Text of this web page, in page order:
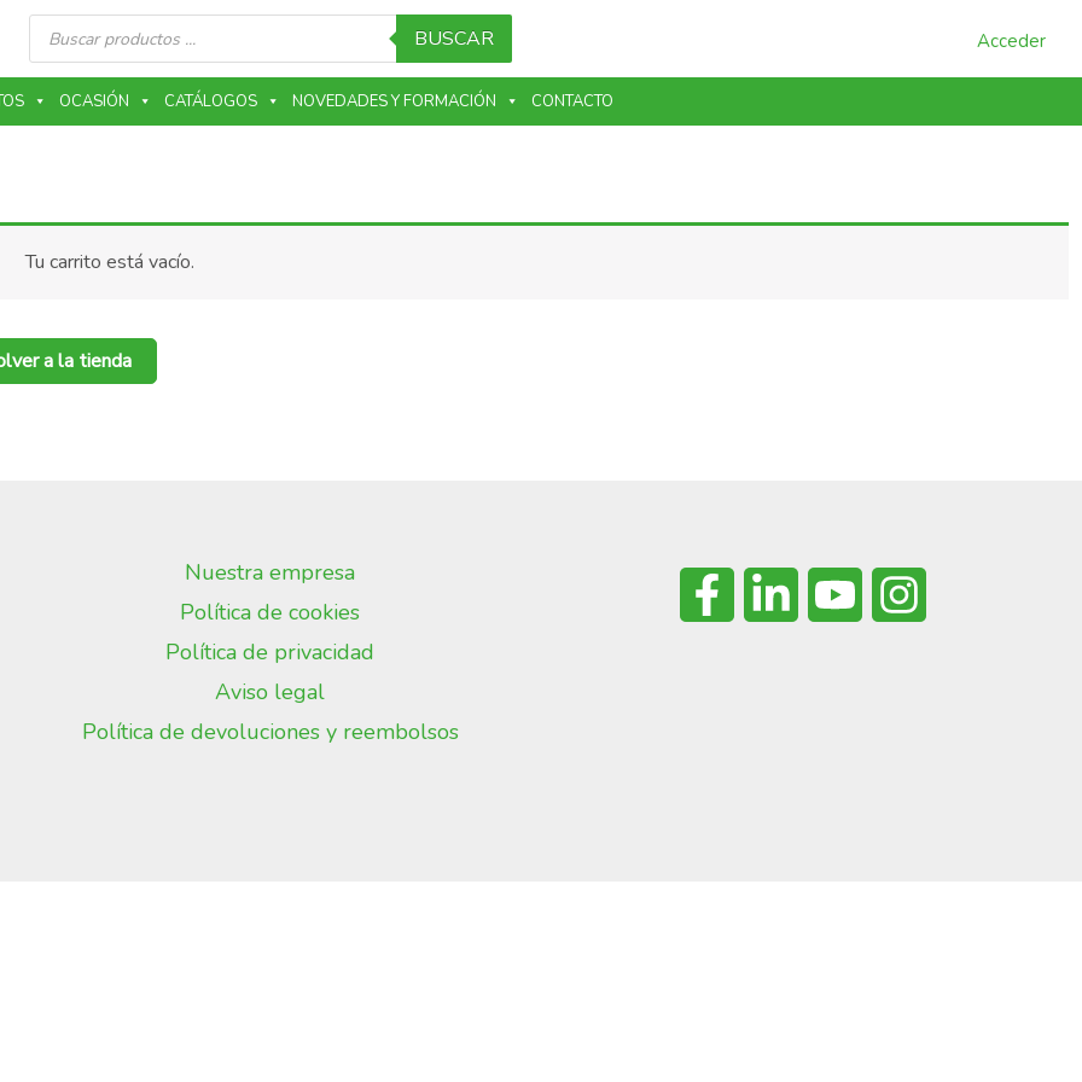
Búsqueda
productos BUSCAR Acceder
OCASIÓN CATÁLOGOS NOVEDADES Y FORMACIÓN CONTACTO
Tu carrito está vacío.
a la tienda
Nuestra empresa
Política de cookies
Política de privacidad
Aviso legal
Política de devoluciones y reembolsos